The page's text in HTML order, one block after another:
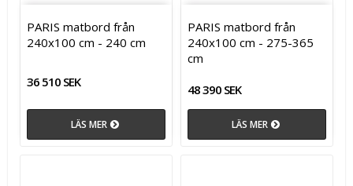
Lägg till i favoritlistan
PARIS matbord från
240x100 cm - 240 cm
36 510 SEK
LÄS MER
PARIS matbord från
240x100 cm - 275-365
cm
48 390 SEK
LÄS MER